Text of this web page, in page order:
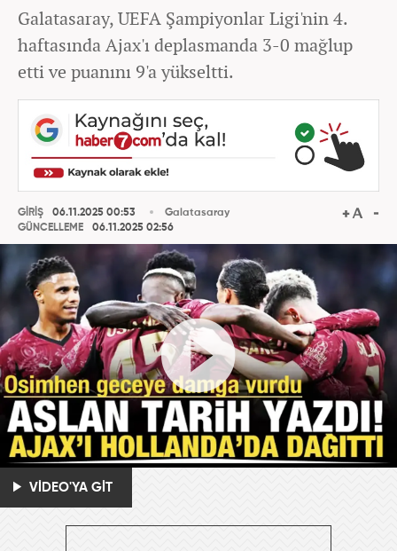
Galatasaray, UEFA Şampiyonlar Ligi'nin 4.
haftasında Ajax'ı deplasmanda 3-0 mağlup
etti ve puanını 9'a yükseltti.
GİRİŞ
06.11.2025 00:53
GÜNCELLEME
06.11.2025 02:56
Galatasaray
VİDEO'YA GİT